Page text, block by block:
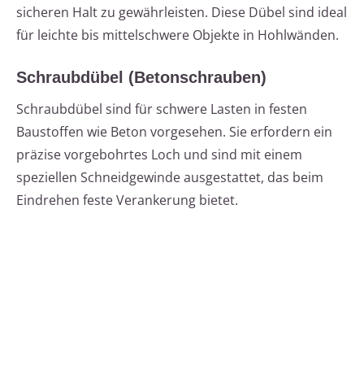
sicheren Halt zu gewährleisten. Diese Dübel sind ideal
für leichte bis mittelschwere Objekte in Hohlwänden.
Schraubdübel (Betonschrauben)
Schraubdübel sind für schwere Lasten in festen
Baustoffen wie Beton vorgesehen. Sie erfordern ein
präzise vorgebohrtes Loch und sind mit einem
speziellen Schneidgewinde ausgestattet, das beim
Eindrehen feste Verankerung bietet.